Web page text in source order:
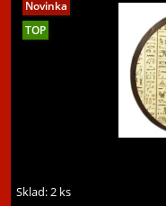
Sklad: 2 ks